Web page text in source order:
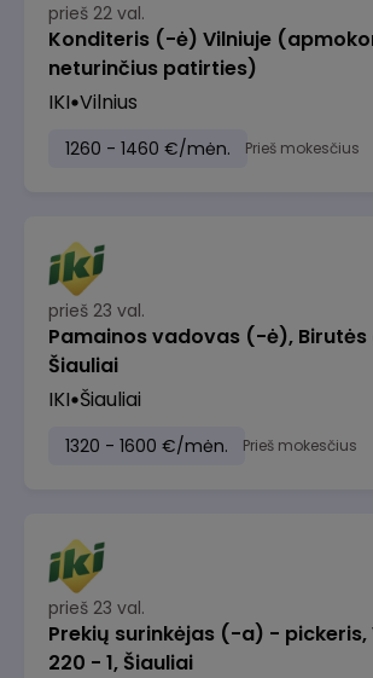
prieš 22 val.
Konditeris (-ė) Vilniuje
neturinčius patirties)
IKI Vilnius
1260 - 1460 €/mėn. Prieš mokesčius
prieš 23 val.
Pamainos vadovas (-ė), Birutės
Šiauliai
IKI Šiauliai
1320 - 1600 €/mėn. Prieš mokesčius
prieš 23 val.
Prekių surinkėjas (-a) - pickeris,
220 - 1, Šiauliai